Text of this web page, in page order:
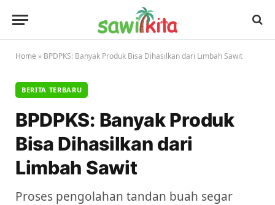
Home » BPDPKS: Banyak Produk Bisa Dihasilkan dari Limbah Sawit
BERITA TERBARU
BPDPKS: Banyak Produk
Bisa Dihasilkan dari
Limbah Sawit
Proses pengolahan tandan buah segar